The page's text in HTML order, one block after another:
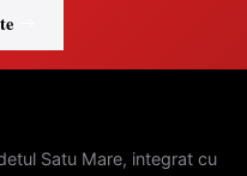
Satu Mare, integrat cu